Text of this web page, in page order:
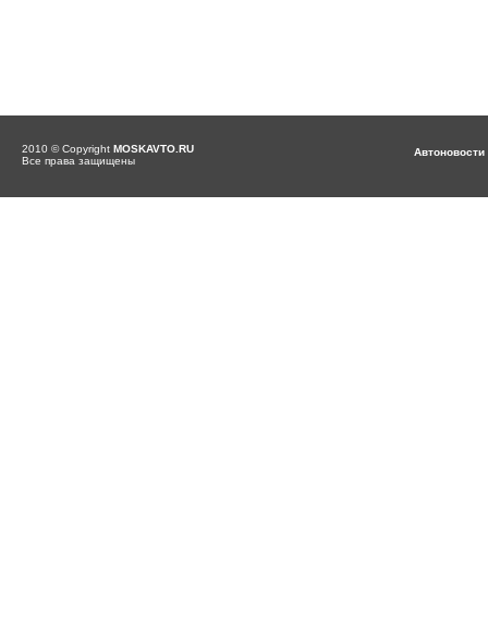
2010 © Copyright MOSKAVTO.RU
Все права защищены
Автоновости